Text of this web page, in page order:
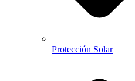
Protección Solar